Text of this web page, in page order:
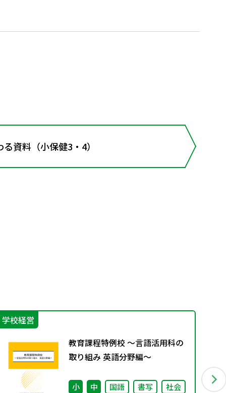
資料（小保健3・4）
学校経営
教育課程特例校 ～言語活用科の
取り組み 英語分野編～
小 中 国語 書写
社会